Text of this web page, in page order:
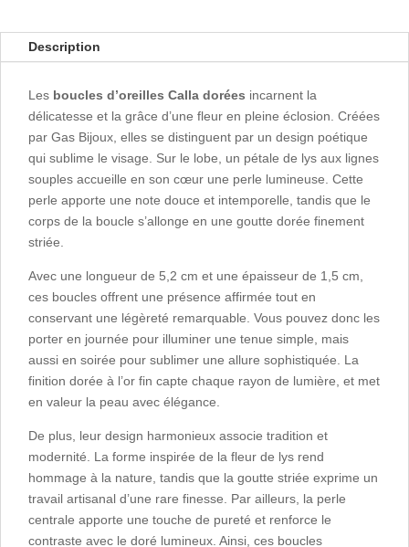
Description
Les boucles d’oreilles Calla dorées incarnent la
délicatesse et la grâce d’une fleur en pleine éclosion. Créées
par Gas Bijoux, elles se distinguent par un design poétique
qui sublime le visage. Sur le lobe, un pétale de lys aux lignes
souples accueille en son cœur une perle lumineuse. Cette
perle apporte une note douce et intemporelle, tandis que le
corps de la boucle s’allonge en une goutte dorée finement
striée.
Avec une longueur de 5,2 cm et une épaisseur de 1,5 cm,
ces boucles offrent une présence affirmée tout en
conservant une légèreté remarquable. Vous pouvez donc les
porter en journée pour illuminer une tenue simple, mais
aussi en soirée pour sublimer une allure sophistiquée. La
finition dorée à l’or fin capte chaque rayon de lumière, et met
en valeur la peau avec élégance.
De plus, leur design harmonieux associe tradition et
modernité. La forme inspirée de la fleur de lys rend
hommage à la nature, tandis que la goutte striée exprime un
travail artisanal d’une rare finesse. Par ailleurs, la perle
centrale apporte une touche de pureté et renforce le
contraste avec le doré lumineux. Ainsi, ces boucles